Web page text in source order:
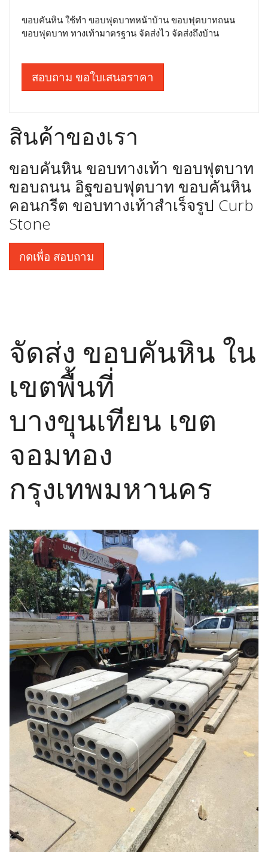
ขอบคันหิน ใช้ทำ ขอบฟุตบาทหน้าบ้าน ขอบฟุตบาทถนน
ขอบฟุตบาท ทางเท้ามาตรฐาน จัดส่งไว จัดส่งถึงบ้าน
สอบถาม ขอใบเสนอราคา
สินค้าของเรา
ขอบคันหิน ขอบทางเท้า ขอบฟุตบาท
ขอบถนน อิฐขอบฟุตบาท ขอบคันหิน
คอนกรีต ขอบทางเท้าสำเร็จรูป Curb
Stone
กดเพื่อ สอบถาม
จัดส่ง ขอบคันหิน ใน
เขตพื้นที่
บางขุนเทียน เขต
จอมทอง
กรุงเทพมหานคร